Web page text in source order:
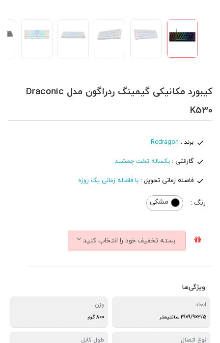
کیبورد مکانیکی گیمینگ ردراگون مدل Draconic
K530
برند : Redragon
گارانتی :یکساله تخت جمشید
فاصله زمانی تحویل : با فاصله زمانی یک روزه
رنگ : مشکی
بسته تخفیف خود را انتخاب کنید
ویژگی‌ها
ابعاد
3/5×9/9×29 سانتیمتر
وزن
800 گرم
نوع اتصال طول کابل